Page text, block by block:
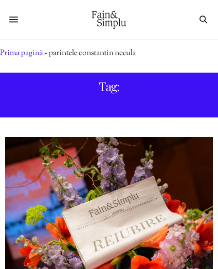
Prima pagină»parintele constantin necula
Tag: